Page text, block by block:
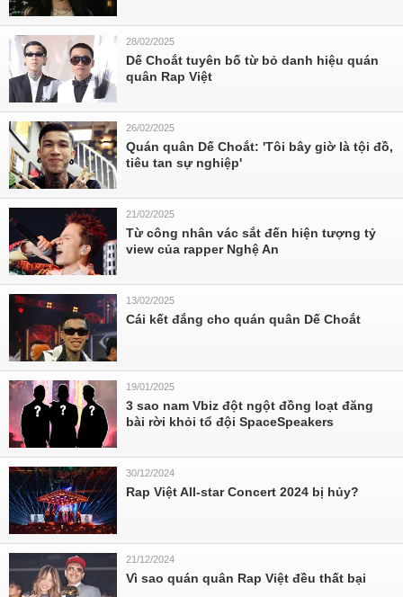
28/02/2025
Dế Choắt tuyên bố từ bỏ danh hiệu quán
quân Rap Việt
26/02/2025
Quán quân Dế Choắt: 'Tôi bây giờ là tội đồ,
tiêu tan sự nghiệp'
21/02/2025
Từ công nhân vác sắt đến hiện tượng tỷ
view của rapper Nghệ An
13/02/2025
Cái kết đắng cho quán quân Dế Choắt
19/01/2025
3 sao nam Vbiz đột ngột đồng loạt đăng
bài rời khỏi tổ đội SpaceSpeakers
30/12/2024
Rap Việt All-star Concert 2024 bị hủy?
21/12/2024
Vì sao quán quân Rap Việt đều thất bại